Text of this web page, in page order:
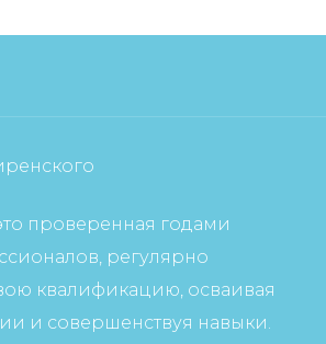
проверенная годами
регулярно
квалификацию, осваивая
и совершенствуя навыки.